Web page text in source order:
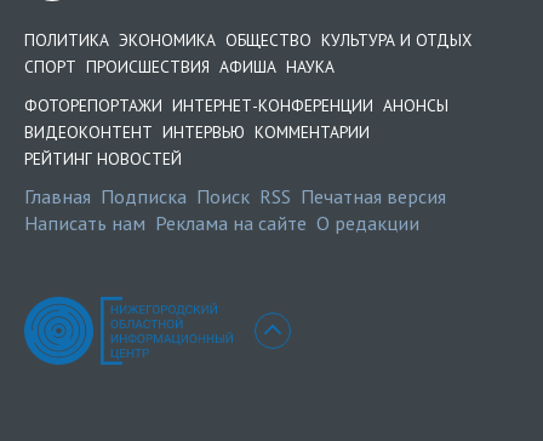
ПОЛИТИКА ЭКОНОМИКА ОБЩЕСТВО КУЛЬТУРА И ОТДЫХ
СПОРТ ПРОИСШЕСТВИЯ АФИША НАУКА
ФОТОРЕПОРТАЖИ ИНТЕРНЕТ-КОНФЕРЕНЦИИ АНОНСЫ
ВИДЕОКОНТЕНТ ИНТЕРВЬЮ КОММЕНТАРИИ
РЕЙТИНГ НОВОСТЕЙ
Главная Подписка Поиск RSS Печатная версия
Написать нам Реклама на сайте О редакции